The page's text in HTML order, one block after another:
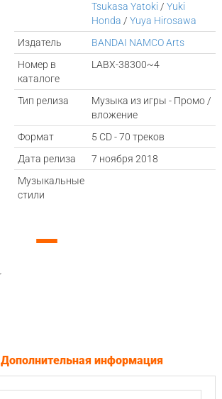
Tsukasa Yatoki /Yuki
Honda /Yuya Hirosawa
Издатель
BANDAI NAMCO Arts
Номер в
каталоге
LABX-38300~4
Тип релиза
Музыка из игры - Промо /
вложение
Формат
5 CD - 70 треков
Дата релиза
7 ноября 2018
Музыкальные
стили
—
Дополнительная информация